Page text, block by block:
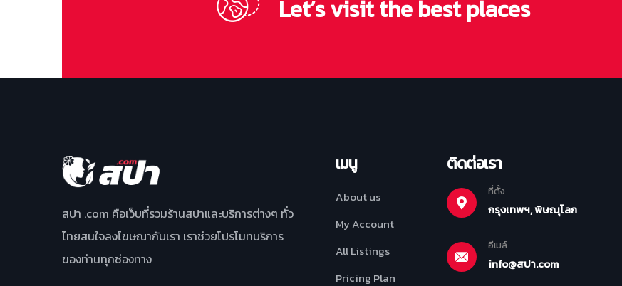
Let’s visit the best places
สปา .com คือเว็บที่รวมร้านสปาและบริการต่างๆ ทั่ว
ไทยสนใจลงโฆษณากับเรา เราช่วยโปรโมทบริการ
ของท่านทุกช่องทาง
เมนู
About us
My Account
All Listings
Pricing Plan
ติดต่อเรา
ที่ตั้ง
กรุงเทพฯ, พิษณุโลก
อีเมล์
info@สปา.com